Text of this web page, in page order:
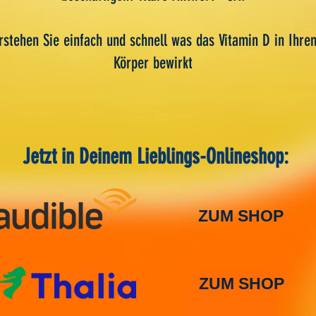
Sie einfach und schnell was das Vitamin D in
Körper bewirkt
Jetzt in Deinem Lieblings-Onlineshop:
ZUM SHOP
ZUM SHOP